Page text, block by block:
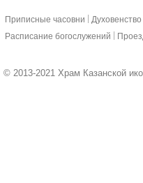
Приписные часовни Духовенство
Расписание богослужений
© 2013-2021 Храм Казанской